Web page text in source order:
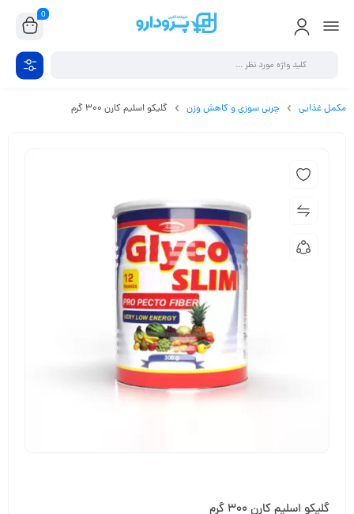
0
مکمل غذایی چربی سوزی و کاهش وزن گلیکو اسلیم کارن 300 گرم
گلیکو اسلیم کارن 300 گرم